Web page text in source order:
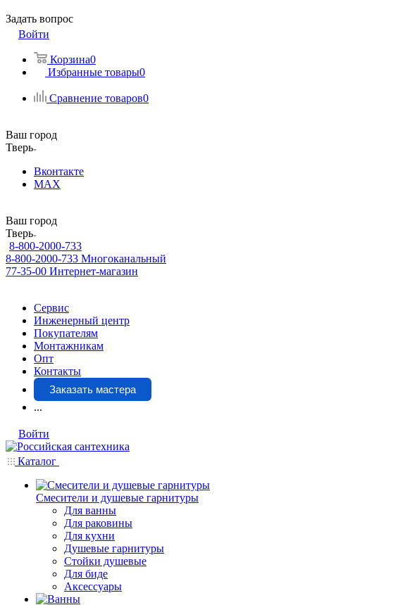
Задать вопрос
Войти
Корзина0
Избранные товары0
Сравнение товаров0
Ваш город
Тверь
Вконтакте
MAX
Ваш город
Тверь
8-800-2000-733
8-800-2000-733 Многоканальный
77-35-00 Интернет-магазин
Сервис
Инженерный центр
Покупателям
Монтажникам
Опт
Контакты
Заказать мастера
...
Войти
Каталог
Смесители и душевые гарнитуры
Для ванны
Для раковины
Для кухни
Душевые гарнитуры
Стойки душевые
Для биде
Аксессуары